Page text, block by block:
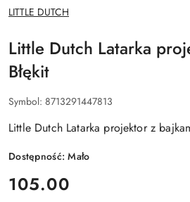
NAZWA
PRODUCENTA:
LITTLE DUTCH
Little Dutch Latarka
Błękit
Symbol: 8713291447813
Little Dutch Latarka projektor z
Dostępność:Mało
cena:
105.00